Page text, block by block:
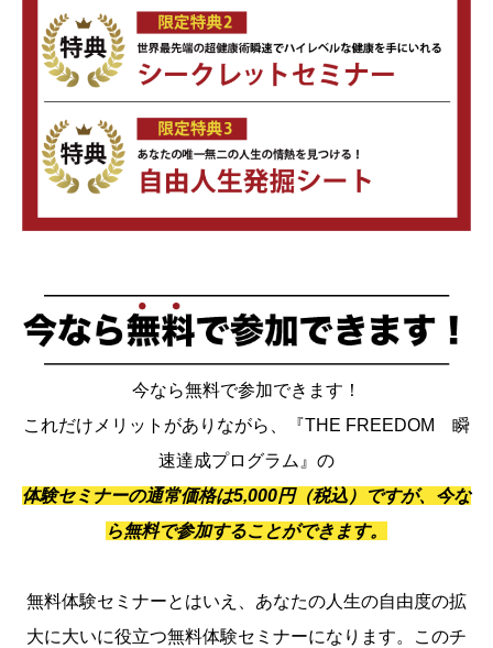
今なら無料で参加できます！
これだけメリットがありながら、『THE FREEDOM 瞬
速達成プログラム』の
体験セミナーの通常価格は5,000円（税込）ですが、今な
ら無料で参加することができます。
無料体験セミナーとはいえ、あなたの人生の自由度の拡
大に大いに役立つ無料体験セミナーになります。このチ